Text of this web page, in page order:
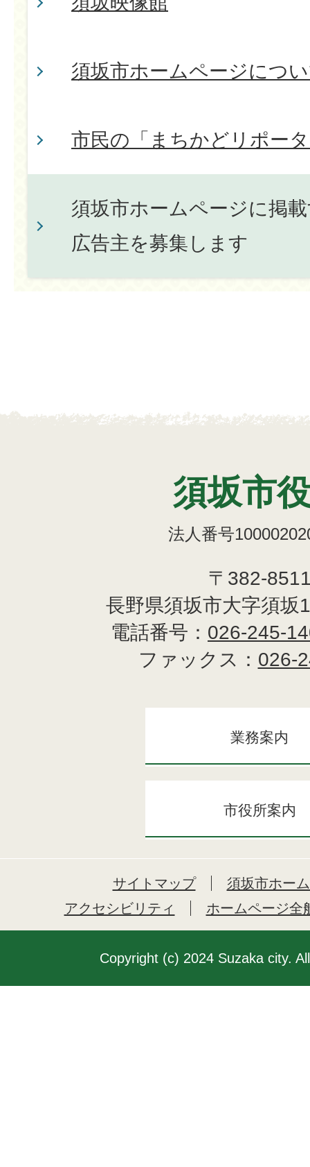
須坂市ホームページにつ
市民の「まちかどリポー
須坂市ホームページに掲
広告主を募集します
須坂市
法人番号
〒382-
長野県須坂市大字須坂
電話番号： 026-245-
ファックス： 026-
業務案内
市役所案内
サイトマップ
須坂市ホー
アクセシビリティ
ホームページ全
Copyright (c) 2024 Suzaka city.